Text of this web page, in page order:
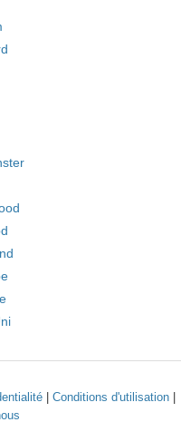
| Conditions d'utilisation|